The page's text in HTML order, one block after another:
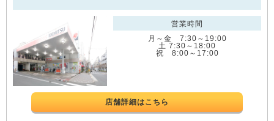
営業時間
月～金 7:30～19:00
土 7:30～18:00
祝 8:00～17:00
店舗詳細はこちら